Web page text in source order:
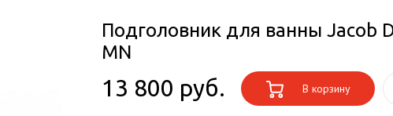
Подголовник для ванны Jacob
MN
13 800 руб. В корзину